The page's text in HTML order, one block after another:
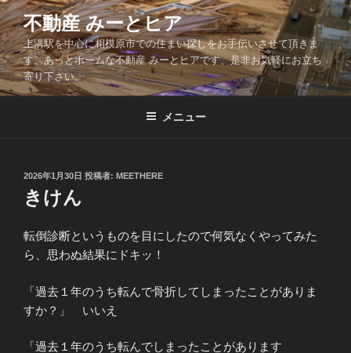
コ
ン
テ
ン
ツ
不動産 みーとヒア
上溝駅を中心に相模原市での住まい探しをお手伝いさせて頂きま
す。あっとホームな不動産 みーとヒアです、是非お気軽にお立ち
寄り下さい。
メニュー
投
稿
日:
2026年1月30日 投稿者: MEETHERE
きけん
転倒診断というものを目にしたので何気なくやってみた
ら、思わぬ結果にドキッ！
「過去１年のうち転んで骨折してしまったことがありま
すか？」 いいえ
「過去１年のうち転んでしまったことがあります